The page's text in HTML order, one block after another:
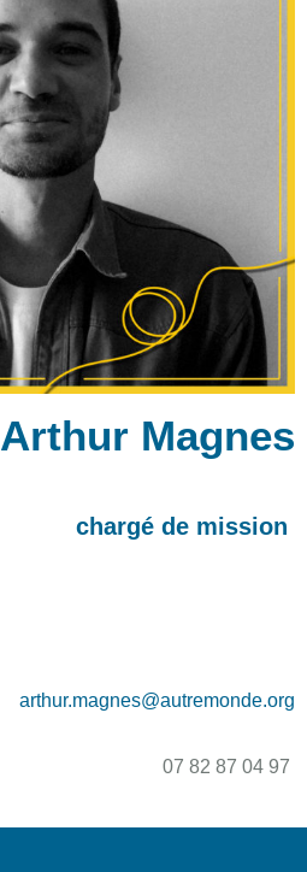
Arthur Magnes
chargé de mission
arthur.magnes@autremonde.org
07 82 87 04 97